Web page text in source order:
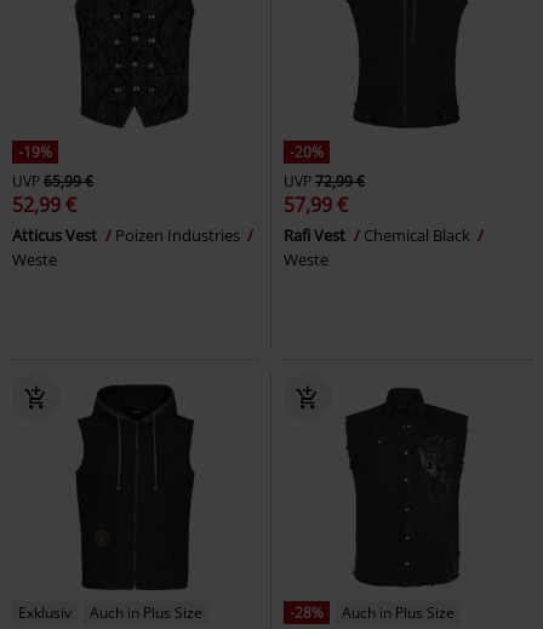
-19%
UVP65,99 €
52,99 €
Atticus Vest
Poizen Industries
Weste
-20%
UVP72,99 €
57,99 €
Rafi Vest
Chemical Black
Weste
Exklusiv Auch in Plus Size -28%
Auch in Plus Size